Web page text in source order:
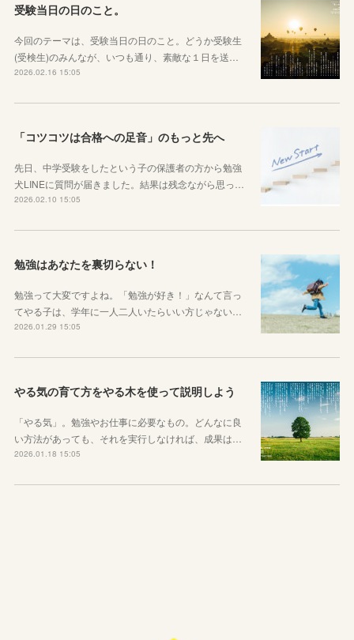
受験当日の日のこと。
今回のテーマは、受験当日の日のこと。どうか受験生
(受検生)のみんなが、いつも通り、素敵な１日を送…
2026.02.16 15:05
「コツコツは合格への足音」のもっと先へ
先日、中学受験をしたという子の保護者の方から勉強
犬LINEに質問が届きました。結果は残念ながら思っ…
2026.02.10 15:05
勉強はあなたを裏切らない！
勉強って大変ですよね。「勉強が好き！」なんて言っ
てやる子は、学年に一人二人いたらいい方じゃない…
2026.01.29 15:05
やる気の育て方をやる木を使って説明しよう
「やる気」。勉強やお仕事に必要なもの。どんなに良
い方法があっても、それを実行しなければ、成果は…
2026.01.18 15:05